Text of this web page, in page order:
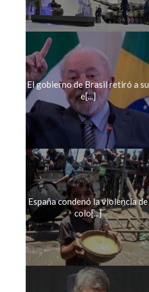
El gobierno de Brasil retiró a su
e[...]
España condenó la violencia de
colo[...]